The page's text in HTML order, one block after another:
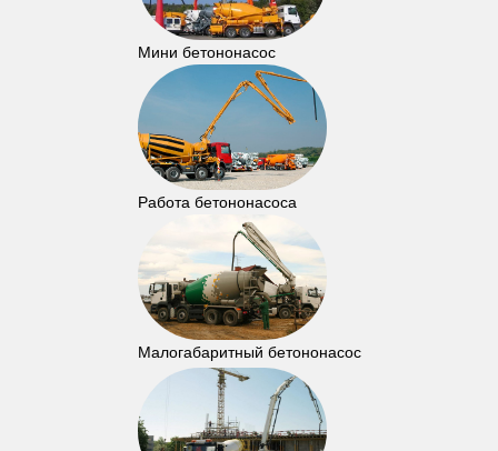
Мини бетононасос
Работа бетононасоса
Малогабаритный бетононасос